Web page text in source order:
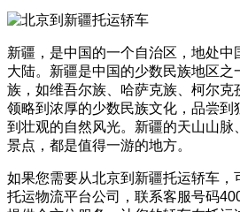
新疆，是中国的一个自治区，地处中
大陆。新疆是中国的少数民族地区之
族，如维吾尔族、哈萨克族、柯尔克
领略到浓厚的少数民族文化，品尝到
到壮观的自然风光。新疆的天山山脉
景点，都是值得一游的地方。
如果您需要从北京到新疆托运轿车，
托运物流平台公司，联系客服号码